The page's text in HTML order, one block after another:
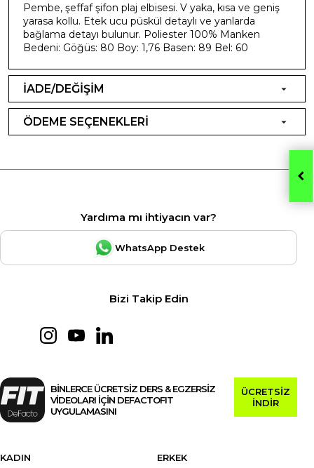
Pembe, şeffaf şifon plaj elbisesi. V yaka, kısa ve geniş
yarasa kollu. Etek ucu püskül detaylı ve yanlarda
bağlama detayı bulunur. Poliester 100% Manken
Bedeni: Göğüs: 80 Boy: 1,76 Basen: 89 Bel: 60
İADE/DEĞİŞİM
ÖDEME SEÇENEKLERİ
Yardıma mı ihtiyacın var?
WhatsApp Destek
Bizi Takip Edin
BİNLERCE ÜCRETSİZ DERS & EGZERSİZ
VİDEOLARI İÇİN DEFACTOFIT
UYGULAMASINI
ÜCRETSİZ
İNDİR
KADIN
ERKEK